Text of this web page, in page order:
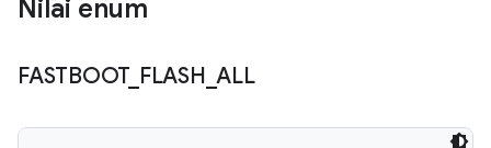
Nilai enum
FASTBOOT_ FLASH _ALL